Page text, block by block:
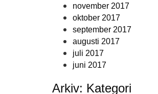
november 2017
oktober 2017
september 2017
augusti 2017
juli 2017
juni 2017
Arkiv: Kategori